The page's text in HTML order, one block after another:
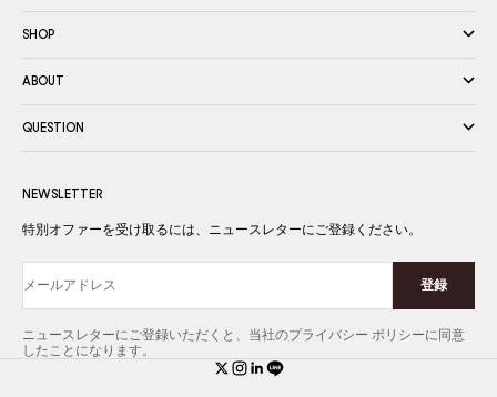
SHOP
ABOUT
QUESTION
NEWSLETTER
特別オファーを受け取るには、ニュースレターにご登録ください。
メールアドレス 登録
ニュースレターにご登録いただくと、当社のプライバシー ポリシーに同意
したことになります。